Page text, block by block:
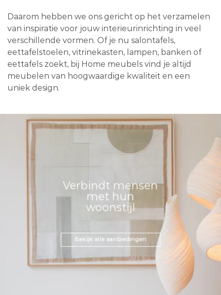
Daarom hebben we ons gericht op het verzamelen
van inspiratie voor jouw interieurinrichting in veel
verschillende vormen. Of je nu salontafels,
eettafelstoelen, vitrinekasten, lampen, banken of
eettafels zoekt, bij Home meubels vind je altijd
meubelen van hoogwaardige kwaliteit en een
uniek design.
Verbindt mensen
met hun
woonstijl
Bekijk alle aanbiedingen